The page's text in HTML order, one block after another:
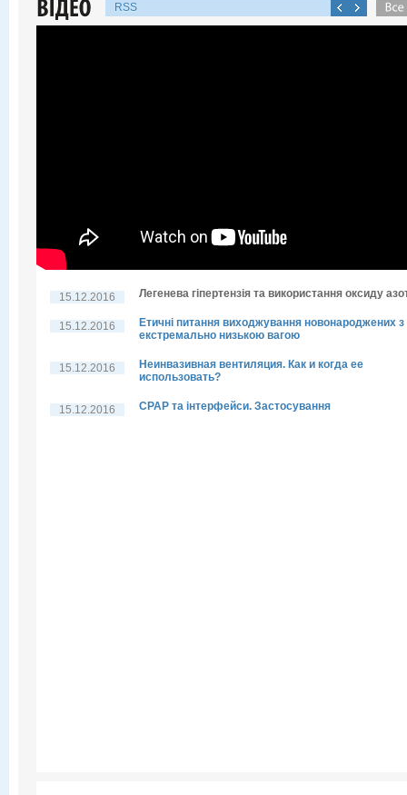
RSS
15.12.2016 Легенева гіпертензія та використання оксиду
15.12.2016
Етичні питання виходжування новонароджених з
екстремально низькою вагою
15.12.2016
Неинвазивная вентиляция. Как и когда ее
использовать?
15.12.2016 CPAP та інтерфейси. Застосування